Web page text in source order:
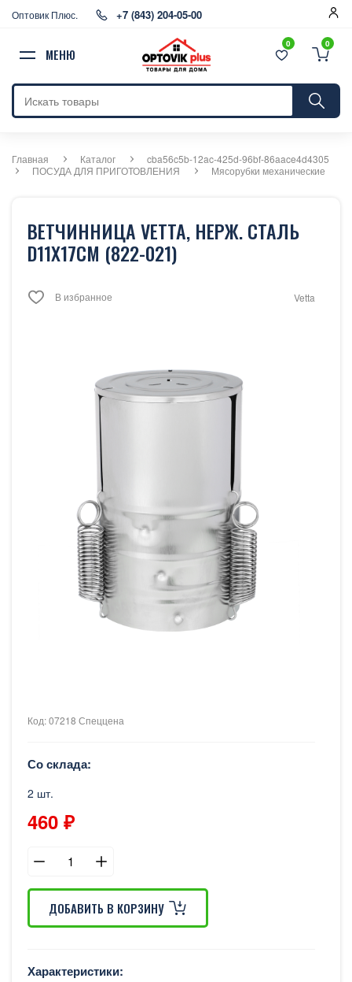
Оптовик Плюс. +7 (843) 204-05-00
МЕНЮ
0 0
Главная Каталог
cba56c5b-12ac-425d-96bf-86aace4d4305
ПОСУДА ДЛЯ ПРИГОТОВЛЕНИЯ
Мясорубки механические
ВЕТЧИННИЦА VETTA, НЕРЖ. СТАЛЬ
D11Х17СМ (822-021)
Vetta
В избранное
Код: 07218 Спеццена
Со склада:
2 шт.
460 ₽
ДОБАВИТЬ В КОРЗИНУ
Характеристики: